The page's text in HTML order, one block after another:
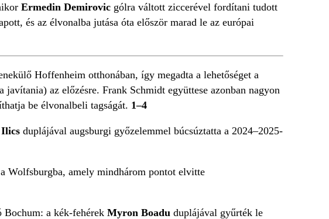
Ermedin Demirovicgólra váltott ziccerével fordítani tudott
és az élvonalba jutása óta először marad le az európai
Hoffenheim otthonában, így megadta a lehetőséget a
az előzésre. Frank Schmidt együttese azonban nagyon
be élvonalbeli tagságát. 1–4
duplájával augsburgi győzelemmel búcsúztatta a 2024–2025-
Wolfsburgba, amely mindhárom pontot elvitte
Bochum: a kék-fehérek Myron Boadu duplájával gyűrték le